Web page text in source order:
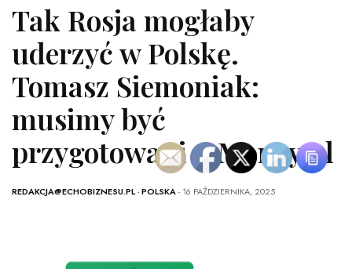
Tak Rosja mogłaby
uderzyć w Polskę.
Tomasz Siemoniak:
musimy być
przygotowani – Money.pl
REDAKCJA@ECHOBIZNESU.PL-POLSKA- 16 PAŹDZIERNIKA, 2025